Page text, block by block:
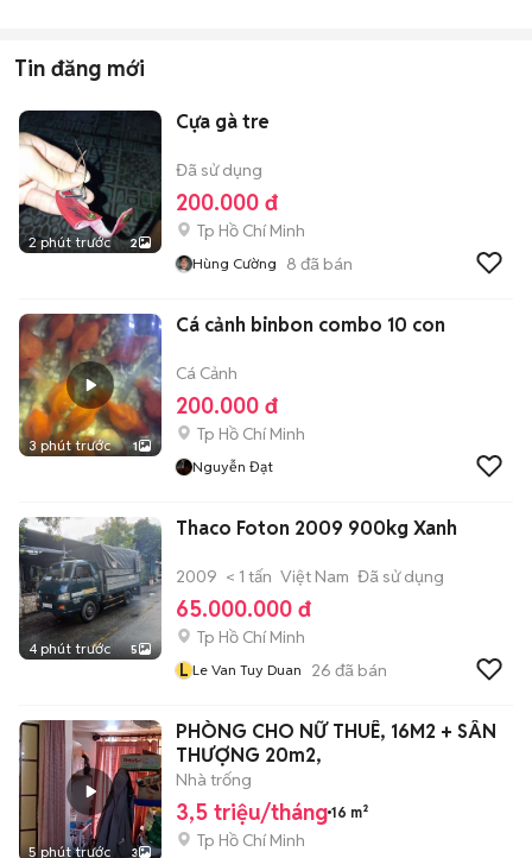
Tin đăng mới
2 phút trước 2
Cựa gà tre
Đã sử dụng
200.000 đ
Tp Hồ Chí Minh
Hùng Cường 8 đã bán
3 phút trước 1
Cá cảnh binbon combo 10 con
Cá Cảnh
200.000 đ
Tp Hồ Chí Minh
Nguyễn Đạt
4 phút trước 5
Thaco Foton 2009 900kg Xanh
2009 < 1 tấn Việt Nam Đã sử dụng
65.000.000 đ
Tp Hồ Chí Minh
L Le Van Tuy Duan 26 đã bán
5 phút trước 3
PHÒNG CHO NỮ THUÊ, 16M2 + SÂN
THƯỢNG 20m2,
Nhà trống
3,5 triệu/tháng 16 m²
Tp Hồ Chí Minh